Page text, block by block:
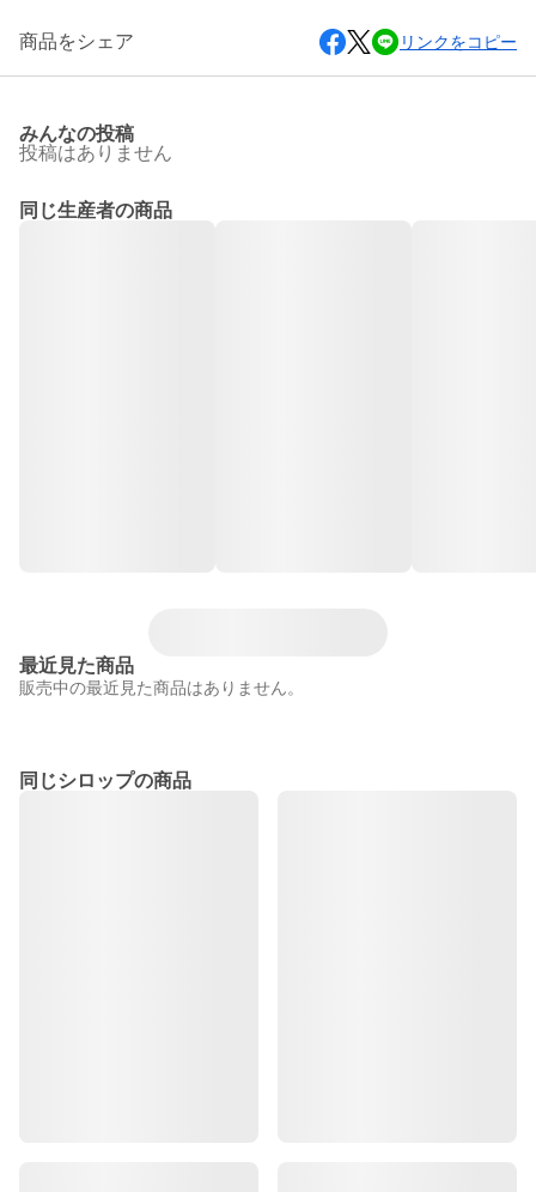
商品をシェア リンクをコピー
みんなの投稿
投稿はありません
同じ生産者の商品
最近見た商品
販売中の最近見た商品はありません。
同じシロップの商品